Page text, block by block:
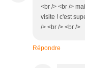
<br /> <br />
visite ! c'est
/> <br /> <br />
Répondre